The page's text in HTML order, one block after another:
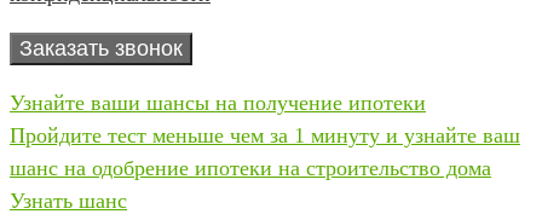
Узнайте ваши шансы на получение ипотеки
Пройдите тест меньше чем за 1 минуту и узнайте ваш
шанс на одобрение ипотеки на строительство дома
Узнать шанс